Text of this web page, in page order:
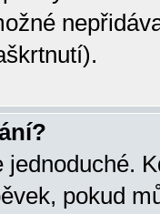
pokud